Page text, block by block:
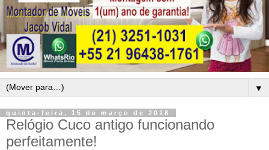
▼
quinta-feira, 15 de março de 2018
Relógio Cuco antigo funcionando
perfeitamente!